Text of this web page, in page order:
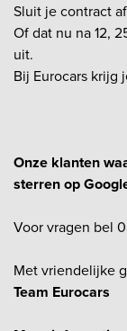
Sluit je contract
Of dat nu na 12,
uit.
Bij Eurocars krijg
Onze klanten
sterren op
Voor vragen bel
Met vriendelijke
Team Eurocars